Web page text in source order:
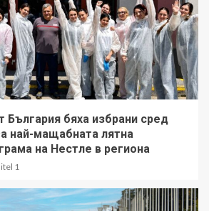
България бяха избрани сред
най-мащабната лятна
на Нестле в региона
1